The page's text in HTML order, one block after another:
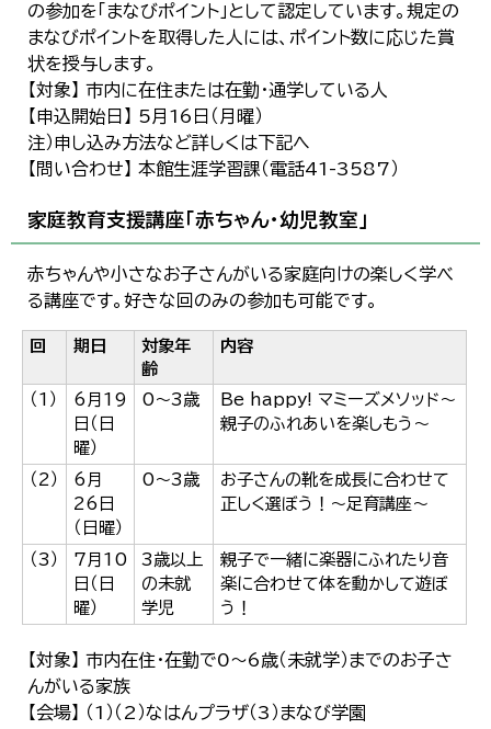
の参加を「まなびポイント」として認定しています。規定の
まなびポイントを取得した人には、ポイント数に応じた賞
状を授与します。
【対象】 市内に在住または在勤・通学している人
【申込開始日】 5月16日（月曜）
注）申し込み方法など詳しくは下記へ
【問い合わせ】 本館生涯学習課（電話41-3587）
家庭教育支援講座「赤ちゃん・幼児教室」
赤ちゃんや小さなお子さんがいる家庭向けの楽しく学べ
る講座です。好きな回のみの参加も可能です。
回 期日
対象年
齢
内容
（1）
6月19
日（日
曜）
0～3歳
Be happy! マミーズメソッド～
親子のふれあいを楽しもう～
（2）
6月
26日
（日曜）
0～3歳
お子さんの靴を成長に合わせて
正しく選ぼう！～足育講座～
（3）
7月10
日（日
曜）
3歳以上
の未就
学児
親子で一緒に楽器にふれたり音
楽に合わせて体を動かして遊ぼ
う！
【対象】 市内在住・在勤で0～6歳（未就学）までのお子さ
んがいる家族
【会場】 （1）（2）なはんプラザ（3）まなび学園